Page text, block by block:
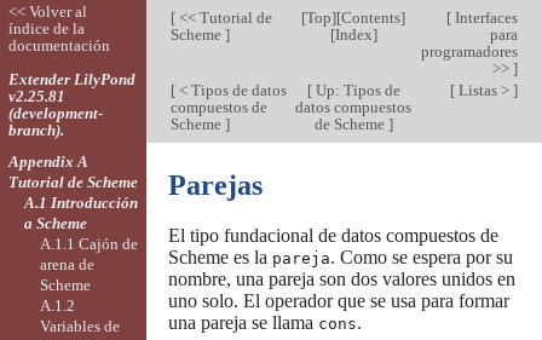
[<< Tutorial de
Scheme ]
[Top][Contents]
[Index]
[Interfaces
para
programadores
>> ]
[< Tipos de datos
compuestos de
Scheme ]
[Up: Tipos de
datos compuestos
de Scheme ]
[Listas > ]
Parejas
El tipo fundacional de datos compuestos de
Scheme es la pareja. Como se espera por su
nombre, una pareja son dos valores unidos en
uno solo. El operador que se usa para formar
una pareja se llama cons.
<< Volver al
índice de la
documentación
Extender LilyPond
v2.25.81
(development-
branch).
Appendix A
Tutorial de Scheme
A.1 Introducción
a Scheme
A.1.1 Cajón de
arena de
Scheme
A.1.2
Variables de